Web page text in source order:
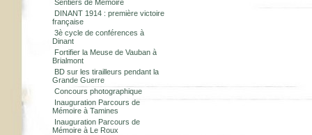
Sentiers de Mémoire
DINANT 1914 : première victoire
française
3è cycle de conférences à
Dinant
Fortifier la Meuse de Vauban à
Brialmont
BD sur les tirailleurs pendant la
Grande Guerre
Concours photographique
Inauguration Parcours de
Mémoire à Tamines
Inauguration Parcours de
Mémoire à Le Roux